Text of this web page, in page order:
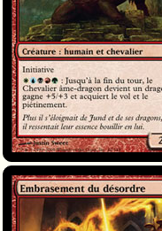
Embrasement du désordre